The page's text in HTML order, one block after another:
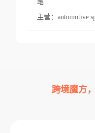
笔
主营： automotive
跨境魔方，